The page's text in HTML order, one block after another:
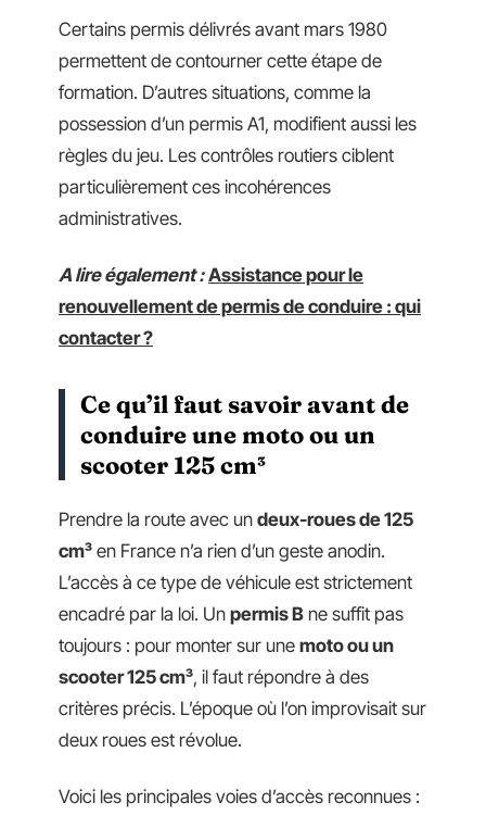
Certains permis délivrés avant mars 1980
permettent de contourner cette étape de
formation. D’autres situations, comme la
possession d’un permis A1, modifient aussi les
règles du jeu. Les contrôles routiers ciblent
particulièrement ces incohérences
administratives.
A lire également : Assistance pour le
renouvellement de permis de conduire : qui
contacter ?
Ce qu’il faut savoir avant de
conduire une moto ou un
scooter 125 cm³
Prendre la route avec un deux-roues de 125
cm³ en France n’a rien d’un geste anodin.
L’accès à ce type de véhicule est strictement
encadré par la loi. Un permis B ne suffit pas
toujours : pour monter sur une moto ou un
scooter 125 cm³, il faut répondre à des
critères précis. L’époque où l’on improvisait sur
deux roues est révolue.
Voici les principales voies d’accès reconnues :